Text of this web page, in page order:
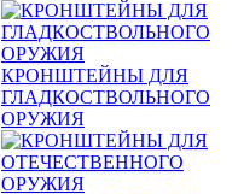
КРОНШТЕЙНЫ ДЛЯ
ГЛАДКОСТВОЛЬНОГО
ОРУЖИЯ